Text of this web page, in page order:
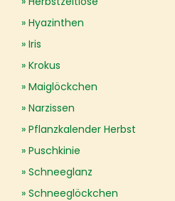
Hyazinthen
Iris
Krokus
Maiglöckchen
Narzissen
Pflanzkalender Herbst
Puschkinie
Schneeglanz
Schneeglöckchen